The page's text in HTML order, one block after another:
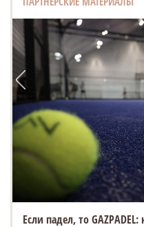
Если падел, то